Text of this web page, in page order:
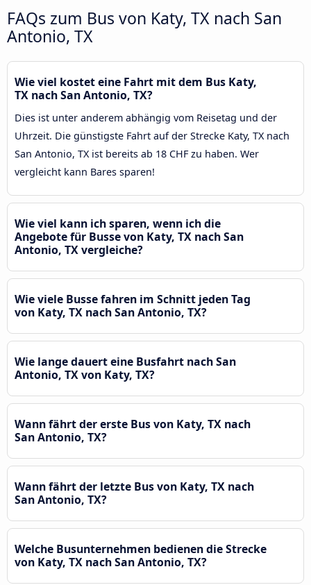
FAQs zum Bus von Katy, TX nach San
Antonio, TX
Wie viel kostet eine Fahrt mit dem Bus Katy,
TX nach San Antonio, TX?
Dies ist unter anderem abhängig vom Reisetag und der
Uhrzeit. Die günstigste Fahrt auf der Strecke Katy, TX nach
San Antonio, TX ist bereits ab 18 CHF zu haben. Wer
vergleicht kann Bares sparen!
Wie viel kann ich sparen, wenn ich die
Angebote für Busse von Katy, TX nach San
Antonio, TX vergleiche?
Wie viele Busse fahren im Schnitt jeden Tag
von Katy, TX nach San Antonio, TX?
Wie lange dauert eine Busfahrt nach San
Antonio, TX von Katy, TX?
Wann fährt der erste Bus von Katy, TX nach
San Antonio, TX?
Wann fährt der letzte Bus von Katy, TX nach
San Antonio, TX?
Welche Busunternehmen bedienen die Strecke
von Katy, TX nach San Antonio, TX?